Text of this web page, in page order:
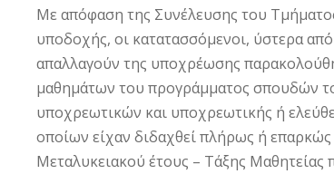
Με απόφαση της Συνέλευσης του
υποδοχής, οι κατατασσόμενοι, ύστερα
απαλλαγούν της υποχρέωσης
μαθημάτων του προγράμματος σπουδών
υποχρεωτικών και υποχρεωτικής ή
οποίων είχαν διδαχθεί πλήρως ή επαρκώς
Μεταλυκειακού έτους – Τάξης Μαθητείας